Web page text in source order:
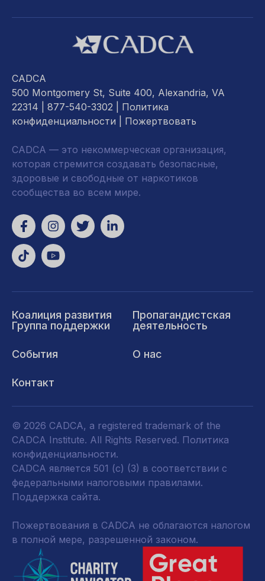
CADCA
500 Montgomery St, Suite 400, Alexandria, VA
22314 | 877-540-3302 | Политика
конфиденциальности
Пожертвовать
CADCA — это некоммерческая организация,
которая стремится создавать безопасные,
здоровые и свободные от наркотиков
сообщества во всем мире.
Коалиция развития
Группа поддержки
Пропагандистская
деятельность
События О нас
Контакт
© 2026 CADCA, a registered trademark of the
CADCA Institute. All Rights Reserved. Политика
конфиденциальности.
CADCA является 501 (c) (3) в соответствии с
федеральными налоговыми правилами.
Поддержка сайта.
Пожертвования в CADCA не облагаются налогом
в полной мере, разрешенной законом.